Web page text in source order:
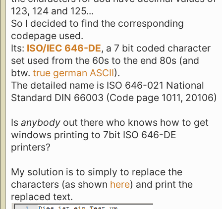
123, 124 and 125...
So I decided to find the corresponding
codepage used.
Its: ISO/IEC 646-DE, a 7 bit coded character
set used from the 60s to the end 80s (and
btw. true german ASCII).
The detailed name is ISO 646-021 National
Standard DIN 66003 (Code page 1011, 20106)
Is anybody out there who knows how to get
windows printing to 7bit ISO 646-DE
printers?
My solution is to simply to replace the
characters (as shown here) and print the
replaced text.